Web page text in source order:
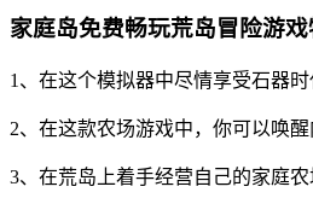
家庭岛免费畅玩荒岛冒险游戏
1、在这个模拟器中尽情享受石器
2、在这款农场游戏中，你可以唤
3、在荒岛上着手经营自己的家庭